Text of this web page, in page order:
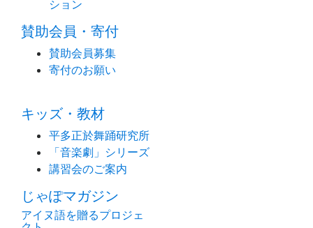
ション
賛助会員・寄付
賛助会員募集
寄付のお願い
キッズ・教材
平多正於舞踊研究所
「音楽劇」シリーズ
講習会のご案内
じゃぽマガジン
アイヌ語を贈るプロジェ